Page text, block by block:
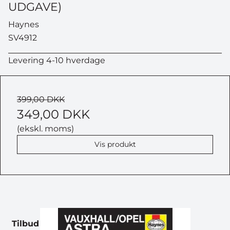
UDGAVE)
Haynes
SV4912
Levering 4-10 hverdage
399,00 DKK
349,00 DKK
(ekskl. moms)
Vis produkt
Tilbud